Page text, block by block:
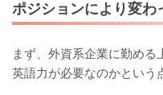
ポジションにより変わ
まず、外資系企業に勤め
英語力が必要なのかという